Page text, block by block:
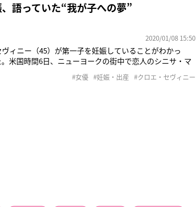
語っていた“我が子への夢”
2020/01/08 15:50
ィニー（45）が第一子を妊娠していることがわかっ
米国時間6日、ニューヨークの街中で恋人のシニサ・マ
命を宿していることが一目瞭然。パパラッチの撮影に
#女優 #妊娠・出産 #クロエ・セヴィニー